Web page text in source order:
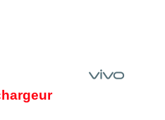
européen dans